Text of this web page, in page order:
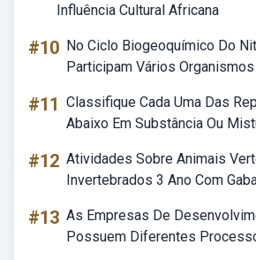
Influência Cultural Africana
#10 No Ciclo Biogeoquímico Do
Participam Vários
#11 Classifique Cada Uma Das
Abaixo Em Substância Ou
#12 Atividades Sobre Animais
Invertebrados 3 Ano Com
#13 As Empresas De
Possuem Diferentes